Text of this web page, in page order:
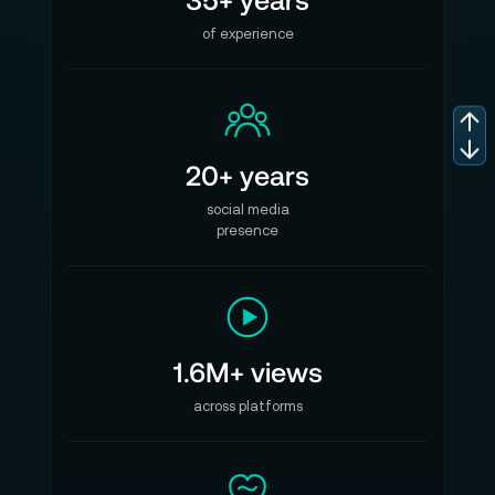
Max. Blendenöffnung: T2.9
Abbildungsmaßstab: 1:4,3
Blendenlamellen: 11
Blendeneinstellung: manuell
Optischer Aufbau: 22 Elemente in 18 Gruppen
Zoomrotationswinkel: 100°
of experience
20+ years
social media
presence
1.6M+ views
across platforms